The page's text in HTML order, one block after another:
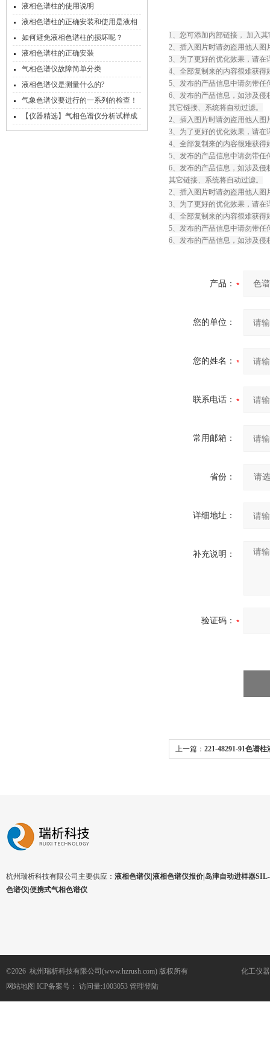
液相色谱柱的使用说明
液相色谱柱的正确安装和使用是液相
色谱工作的关键
如何避免液相色谱柱的损坏呢？
液相色谱柱的正确安装
气相色谱仪故障简单分类
液相色谱仪是测量什么的?
气象色谱仪要进行的一系列的检查！
【仪器精选】气相色谱仪分析试样成
分的常用定量方法总结分享
1、您可添加内部链接， 加入
2、插入图片时请勿盗用他人图
3、为了更好的优化效果，请
4、全部复制来的内容很难获
5、发布的产品信息中请勿带
6、发布的产品信息，如涉及
其它链接、系统将自动过滤。
2、插入图片时请勿盗用他人图
3、为了更好的优化效果，请
4、全部复制来的内容很难获
5、发布的产品信息中请勿带
6、发布的产品信息，如涉及
其它链接、系统将自动过滤。
2、插入图片时请勿盗用他人图
3、为了更好的优化效果，请
4、全部复制来的内容很难获
5、发布的产品信息中请勿带
6、发布的产品信息，如涉及
产品：
您的单位：
您的姓名：
联系电话：
常用邮箱：
省份：
详细地址：
补充说明：
验证码：
上一篇： 221-48291-91色谱
杭州瑞析科技有限公司主要供应： 液相色谱仪|液相色谱仪报价|岛津自动进样器
色谱仪|便携式气相色谱仪
©2026 杭州瑞析科技有限公司(www.hzrush.com) 版权所有
网站地图 ICP备案号： 访问量:1003053 管理登陆
化工仪